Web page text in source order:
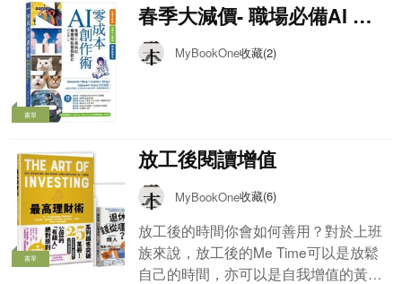
書單
春季大減價- 職場必備AI 工
作術MyBookOne收藏(2)
書單
放工後閱讀增值
MyBookOne收藏(6)
放工後的時間你會如何善用？對於上班
族來說，放工後的Me Time可以是放鬆
自己的時間，亦可以是自我增值的黃金